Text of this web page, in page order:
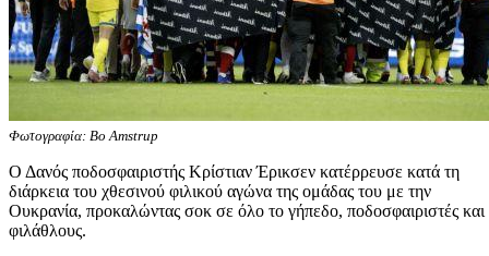
Φωτογραφία: Bo Amstrup
Ο Δανός ποδοσφαιριστής Κρίστιαν Έρικσεν κατέρρευσε κατά τη
διάρκεια του χθεσινού φιλικού αγώνα της ομάδας του με την
Ουκρανία, προκαλώντας σοκ σε όλο το γήπεδο, ποδοσφαιριστές και
φιλάθλους.